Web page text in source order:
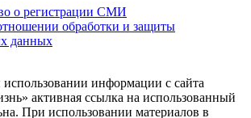
о регистрации СМИ
обработки и защиты
данных
информации с сайта
активная ссылка на использованный
При использовании материалов в